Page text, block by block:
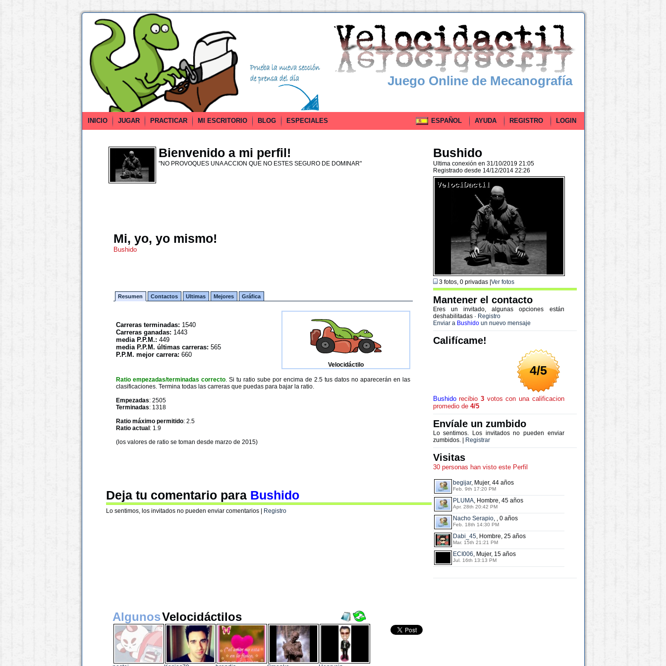
Juego Online de Mecanografía
INICIO JUGAR PRACTICAR MI ESCRITORIO BLOG ESPECIALES ESPAÑOL AYUDA REGISTRO LOGIN
Bienvenido a mi perfil!
"NO PROVOQUES UNA ACCION QUE NO ESTES SEGURO DE DOMINAR"
Mi, yo, yo mismo!
Bushido
Resumen Contactos Ultimas Mejores Gráfica
Carreras terminadas: 1540
Carreras ganadas: 1443
media P.P.M.: 449
media P.P.M. últimas carreras: 565
P.P.M. mejor carrera: 660
Velocidáctilo
Ratio empezadas/terminadas correcto. Si tu ratio sube por encima de 2.5 tus datos no aparecerán en las
clasificaciones. Termina todas las carreras que puedas para bajar la ratio.
Empezadas: 2505
Terminadas: 1318
Ratio máximo permitido: 2.5
Ratio actual : 1.9
(los valores de ratio se toman desde marzo de 2015)
Deja tu comentario para Bushido
Lo sentimos, los invitados no pueden enviar comentarios | Registro
Bushido
Ultima conexión en 31/10/2019 21:05
Registrado desde 14/12/2014 22:26
3 fotos, 0 privadas | Ver fotos
Mantener el contacto
Eres un invitado, algunas opciones están
deshabilitadas · Registro
Enviar a Bushidoun nuevo mensaje
Califícame!
4/5
Bushidorecibio 3votos con una calificacion
promedio de 4/5
Envíale un zumbido
Lo sentimos. Los invitados no pueden enviar
zumbidos. |
Registrar
Visitas
30 personas han visto este Perfil
begijar, Mujer, 44 años
Feb. 9th 17:20 PM
PLUMA, Hombre, 45 años
Apr. 28th 20:42 PM
Nacho Serapio, , 0 años
Feb. 18th 14:30 PM
Dabi_45, Hombre, 25 años
Mar. 15th 21:21 PM
ECI006, Mujer, 15 años
Jul. 16th 13:13 PM
AlgunosVelocidáctilos